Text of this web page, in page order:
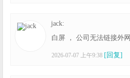
jack:
白屏 ， 公司无法链接外网
2026-07-07 上午9:38 [回复]